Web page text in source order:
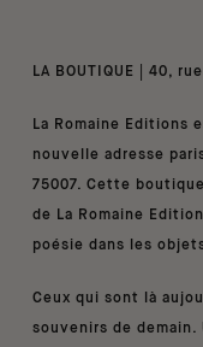
LA BOUTIQUE | 40,
La Romaine Editions
nouvelle adresse
75007. Cette
de La Romaine
poésie dans les
Ceux qui sont là
souvenirs de